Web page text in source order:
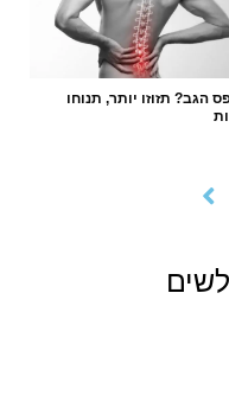
הגב? תזוזו יותר, תנוחו